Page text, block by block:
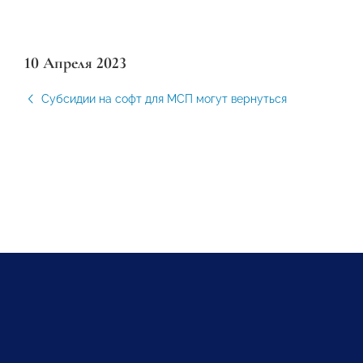
10 Апреля 2023
Субсидии на софт для МСП могут вернуться